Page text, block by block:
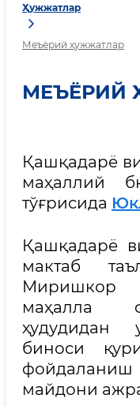
Ҳужжатлар
Меъёрий ҳужжатлар
МЕЪЁРИЙ
Қашқадарё
маҳаллий
тўғрисида
Қашқадарё
мактаб
Миришкор
маҳалла
ҳудудидан
биноси
майдони